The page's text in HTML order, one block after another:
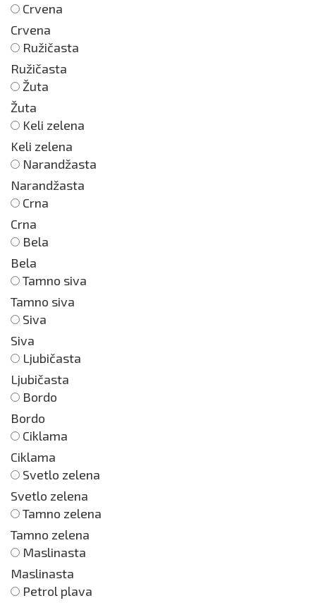
Crvena
Crvena
Ružičasta
Ružičasta
Žuta
Žuta
Keli zelena
Keli zelena
Narandžasta
Narandžasta
Crna
Crna
Bela
Bela
Tamno siva
Tamno siva
Siva
Siva
Ljubičasta
Ljubičasta
Bordo
Bordo
Ciklama
Ciklama
Svetlo zelena
Svetlo zelena
Tamno zelena
Tamno zelena
Maslinasta
Maslinasta
Petrol plava